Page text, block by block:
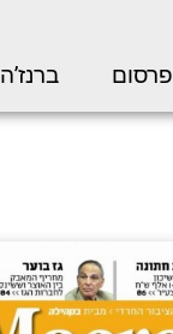
פרסום ברנז’ה